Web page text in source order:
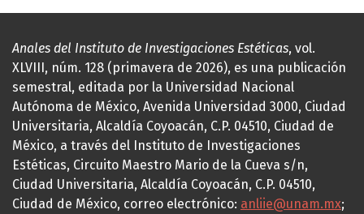
Anales del Instituto de Investigaciones Estéticas, vol.
XLVIII, núm. 128 (primavera de 2026), es una publicación
semestral, editada por la Universidad Nacional
Autónoma de México, Avenida Universidad 3000, Ciudad
Universitaria, Alcaldía Coyoacán, C.P. 04510, Ciudad de
México, a través del Instituto de Investigaciones
Estéticas, Circuito Maestro Mario de la Cueva s/n,
Ciudad Universitaria, Alcaldía Coyoacán, C.P. 04510,
Ciudad de México, correo electrónico: anliie@unam.mx;